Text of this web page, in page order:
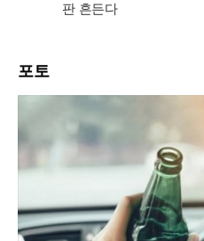
판 흔든다
포토